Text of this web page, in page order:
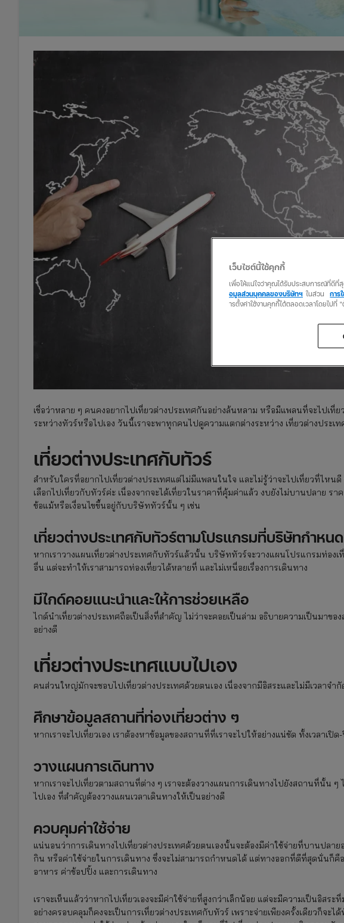
เชื่อว่าหลาย ๆ คนคงอยากไปเที่ยวต่างประเทศกันอย่างล้นหลาม หรือมีแพลนที่จะไปเที่
ระหว่างทัวร์หรือไปเอง วันนี้เราจะพาทุกคนไปดูความแตกต่างระหว่าง เที่ยวต่างประเ
เที่ยวต่างประเทศกับทัวร์
สำหรับใครที่อยากไปเที่ยวต่างประเทศแต่ไม่มีแพลนในใจ และไม่รู้ว่าจะไปเที่ยวที่ไห
เลือกไปเที่ยวกับทัวร์ค่ะ เนื่องจากจะได้เที่ยวในราคาที่คุ้มค่าแล้ว งบยังไม่บานปลาย ร
ข้อแม้หรือเงื่อนไขขึ้นอยู่กับบริษัททัวร์นั้น ๆ เช่น
เที่ยวต่างประเทศกับทัวร์ตามโปรแกรมที่บริษัทกำหนด
หากเราวางแผนเที่ยวต่างประเทศกับทัวร์แล้วนั้น บริษัททัวร์จะวางแผนโปรแกรมท่องเ
อื่น แต่จะทำให้เราสามารถท่องเที่ยวได้หลายที่ และไม่เหนื่อยเรื่องการเดินทาง
มีไกด์คอยแนะนำและให้การช่วยเหลือ
ไกด์นำเที่ยวต่างประเทศถือเป็นสิ่งที่สำคัญ ไม่ว่าจะคอยเป็นล่าม อธิบายความเป็นมาข
อย่างดี
เที่ยวต่างประเทศแบบไปเอง
คนส่วนใหญ่มักจะชอบไปเที่ยวต่างประเทศด้วยตนเอง เนื่องจากมีอิสระและไม่มีเวลาจำ
ศึกษาข้อมูลสถานที่ท่องเที่ยวต่าง ๆ
หากเราจะไปเที่ยวเอง เราต้องหาข้อมูลของสถานที่ที่เราจะไปให้อย่างแน่ชัด ทั้งเวลาเปิ
วางแผนการเดินทาง
หากเราจะไปเที่ยวตามสถานที่ต่าง ๆ เราจะต้องวางแผนการเดินทางไปยังสถานที่นั้น ๆ
ไปเอง ที่สำคัญต้องวางแผนเวลาเดินทางให้เป็นอย่างดี
ควบคุมค่าใช้จ่าย
แน่นอนว่าการเดินทางไปเที่ยวต่างประเทศด้วยตนเองนั้นจะต้องมีค่าใช้จ่ายที่บานปลา
กิน หรือค่าใช้จ่ายในการเดินทาง ซึ่งจะไม่สามารถกำหนดได้ แต่ทางออกที่ดีที่สุดนั่นก็คื
อาหาร ค่าช้อปปิ้ง และการเดินทาง
เราจะเห็นแล้วว่าหากไปเที่ยวเองจะมีค่าใช้จ่ายที่สูงกว่าเล็กน้อย แต่จะมีความเป็นอิสร
อย่างครอบคลุมก็คงจะเป็นการเที่ยวต่างประเทศกับทัวร์ เพราะจ่ายเพียงครั้งเดียวก็จะ
เว็บไซต์นี้ใช้คุกกี้
เพื่อให้แน่ใจว่าคุณได้รับประสบการณ์ที่ดีที่
อมูลส่วนบุคคลของบริษัทฯ ในส่วน การ
ารตั้งค่าใช้งานคุกกี้ได้ตลอดเวลาโดยไปที่